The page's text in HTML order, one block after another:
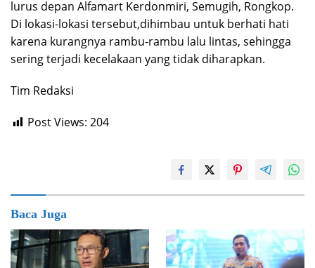
lurus depan Alfamart Kerdonmiri, Semugih, Rongkop.
Di lokasi-lokasi tersebut,dihimbau untuk berhati hati
karena kurangnya rambu-rambu lalu lintas, sehingga
sering terjadi kecelakaan yang tidak diharapkan.
Tim Redaksi
Post Views: 204
Baca Juga